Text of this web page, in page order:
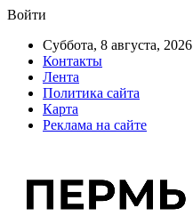
Войти
Суббота, 8 августа, 2026
Контакты
Лента
Политика сайта
Карта
Реклама на сайте